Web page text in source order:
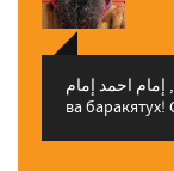
إمام احمد إمام , Ва алейкум ассалам ва рахматуЛлахи
ва